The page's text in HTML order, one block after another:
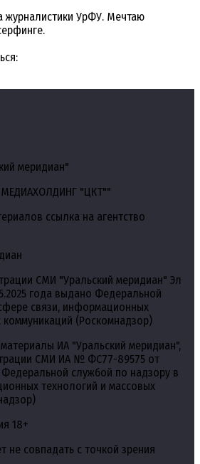
журналистики УрФУ. Мечтаю
меридиан"
"ЦКТ""
ссылка на агентство
СМИ "Уральский меридиан" Эл
года выдано Федеральной
связи, информационных
(Роскомнадзор)
ИА "Уральский меридиан",
СМИ ИА № ФС77-89575 от
Федеральной службой по надзору в
технологий и массовых
18+
не совпадать с точкой зрения